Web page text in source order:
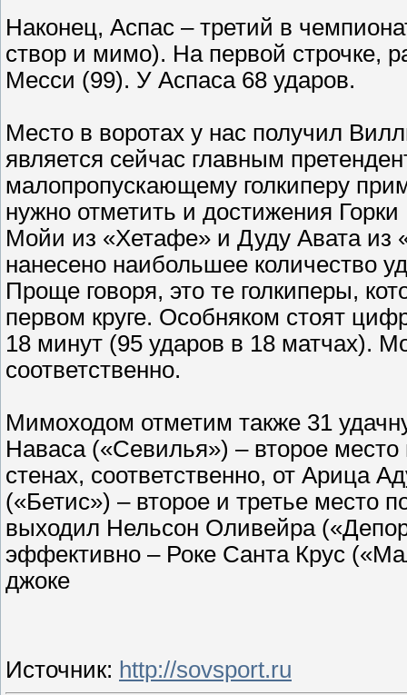
Наконец, Аспас – третий в
створ и мимо). На первой строчке,
Месси (99). У Аспаса 68 ударов.
Место в воротах у нас получил
является сейчас главным
малопропускающему голкиперу
нужно отметить и достижения
Мойи из «Хетафе» и Дуду Авата из
нанесено наибольшее количество
Проще говоря, это те голкиперы,
первом круге. Особняком стоят
18 минут (95 ударов в 18 матчах).
соответственно.
Мимоходом отметим также 31
Наваса («Севилья») – второе
стенах, соответственно, от Арица
(«Бетис») – второе и третье место
выходил Нельсон Оливейра
эффективно – Роке Санта Крус
джоке
Источник: http://sovsport.ru